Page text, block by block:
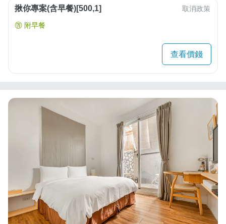
揪你專案(含早餐)[500,1] 取消政策
附早餐
查看價錢